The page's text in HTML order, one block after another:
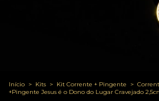
Início > Kits > Kit Corrente + Pingente >
+Pingente Jesus é o Dono do Lugar Cravejado